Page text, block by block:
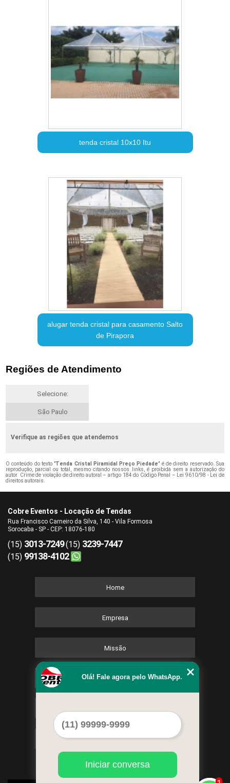
tenda cristal 10x10 Itu
alugar tenda cristal para casamento Salto
de Pirapora
Regiões de Atendimento
Selecione:
São Paulo
Verifique as regiões que atendemos
O conteúdo do texto "Tenda Cristal Piramidal Preço Piedade" é de direito reservado. Sua
reprodução, parcial ou total, mesmo citando nossos links, é proibida sem a autorização do
autor. Crime de violação de direito autoral – artigo 184 do Código Penal – Lei 9610/98 - Lei de
direitos autorais.
Cobre Eventos - Locação de Tendas
Rua Francisco Carneiro da Silva, 140 - Vila Formosa
Sorocaba - SP - CEP: 18076-180
(15) 3013-7249(15) 3239-7447
(15) 99138-4102
Home
Empresa
Missão
Serviços
Mapa do site
Olá! Fale agora pelo WhatsApp.
Iniciar conversa